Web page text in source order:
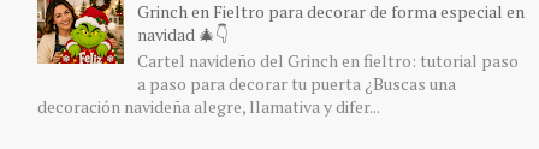
Grinch en Fieltro para decorar de forma especial en
navidad 🎄👇
Cartel navideño del Grinch en fieltro: tutorial paso
a paso para decorar tu puerta ¿Buscas una
decoración navideña alegre, llamativa y difer...